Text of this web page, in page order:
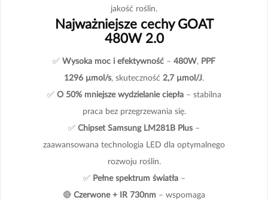
jakość roślin.
Najważniejsze cechy GOAT
480W 2.0
✅ Wysoka moc i efektywność – 480W, PPF
1296 µmol/s, skuteczność 2,7 µmol/J.
✅ O 50% mniejsze wydzielanie ciepła– stabilna
praca bez przegrzewania się.
✅ Chipset Samsung LM281B Plus –
zaawansowana technologia LED dla optymalnego
rozwoju roślin.
✅ Pełne spektrum światła–
🔴 Czerwone + IR 730nm – wspomaga